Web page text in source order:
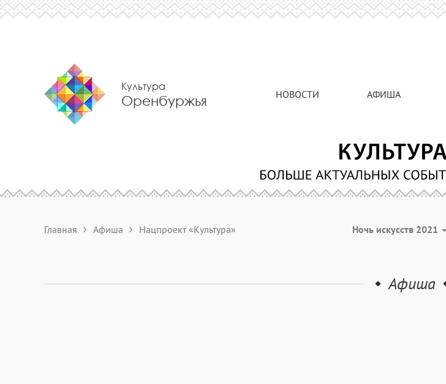
Культура
Оренбуржья НОВОСТИ АФИША
Главная Афиша Нацпроект «Культура» Ночь искусств 2021
Афиша